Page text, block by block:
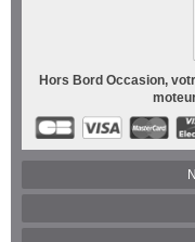
Hors Bord Occasion,